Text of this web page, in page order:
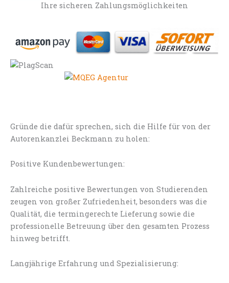
Ihre sicheren Zahlungsmöglichkeiten
Gründe die dafür sprechen, sich die Hilfe für von der
Autorenkanzlei Beckmann zu holen:
Positive Kundenbewertungen:
Zahlreiche positive Bewertungen von Studierenden
zeugen von großer Zufriedenheit, besonders was die
Qualität, die termingerechte Lieferung sowie die
professionelle Betreuung über den gesamten Prozess
hinweg betrifft.
Langjährige Erfahrung und Spezialisierung: